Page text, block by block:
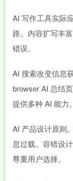
AI 写作工具实际
路。内容扩写丰
错误。
AI 搜索改变信息
browser AI 总结
提供多种 AI 能力。
AI 产品设计原则
息过载。容错设
尊重用户选择。